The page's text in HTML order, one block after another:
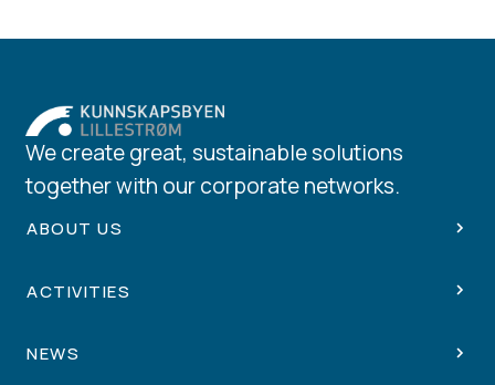
We create great, sustainable solutions
together with our corporate networks.
ABOUT US
ACTIVITIES
NEWS